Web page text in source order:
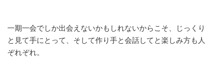
一期一会でしか出会えないかもしれないからこそ、じっくり
と見て手にとって、そして作り手と会話してと楽しみ方も人
ぞれぞれ。